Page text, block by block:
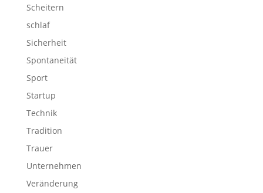
Scheitern
schlaf
Sicherheit
Spontaneität
Sport
Startup
Technik
Tradition
Trauer
Unternehmen
Veränderung